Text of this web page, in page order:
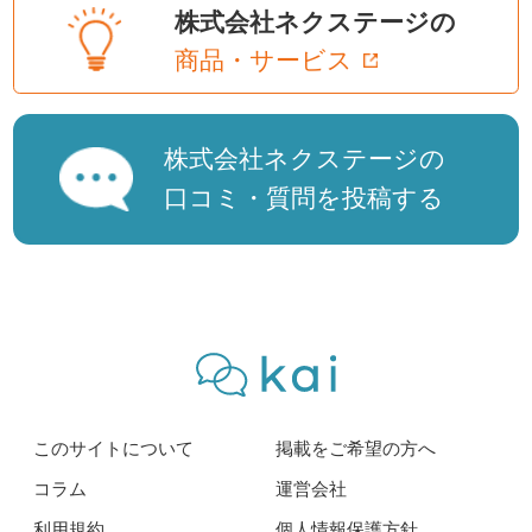
株式会社ネクステージの
商品・サービス
株式会社ネクステージの
口コミ・質問を投稿する
このサイトについて
掲載をご希望の方へ
コラム
運営会社